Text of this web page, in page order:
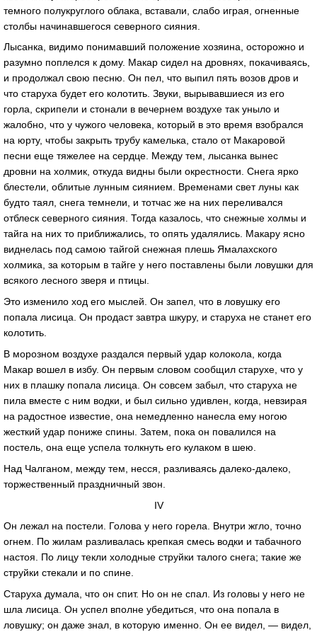
темного полукруглого облака, вставали, слабо играя, огненные
столбы начинавшегося северного сияния.
Лысанка, видимо понимавший положение хозяина, осторожно и
разумно поплелся к дому. Макар сидел на дровнях, покачиваясь,
и продолжал свою песню. Он пел, что выпил пять возов дров и
что старуха будет его колотить. Звуки, вырывавшиеся из его
горла, скрипели и стонали в вечернем воздухе так уныло и
жалобно, что у чужого человека, который в это время взобрался
на юрту, чтобы закрыть трубу камелька, стало от Макаровой
песни еще тяжелее на сердце. Между тем, лысанка вынес
дровни на холмик, откуда видны были окрестности. Снега ярко
блестели, облитые лунным сиянием. Временами свет луны как
будто таял, снега темнели, и тотчас же на них переливался
отблеск северного сияния. Тогда казалось, что снежные холмы и
тайга на них то приближались, то опять удалялись. Макару ясно
виднелась под самою тайгой снежная плешь Ямалахского
холмика, за которым в тайге у него поставлены были ловушки для
всякого лесного зверя и птицы.
Это изменило ход его мыслей. Он запел, что в ловушку его
попала лисица. Он продаст завтра шкуру, и старуха не станет его
колотить.
В морозном воздухе раздался первый удар колокола, когда
Макар вошел в избу. Он первым словом сообщил старухе, что у
них в плашку попала лисица. Он совсем забыл, что старуха не
пила вместе с ним водки, и был сильно удивлен, когда, невзирая
на радостное известие, она немедленно нанесла ему ногою
жесткий удар пониже спины. Затем, пока он повалился на
постель, она еще успела толкнуть его кулаком в шею.
Над Чалганом, между тем, несся, разливаясь далеко-далеко,
торжественный праздничный звон.
IV
Он лежал на постели. Голова у него горела. Внутри жгло, точно
огнем. По жилам разливалась крепкая смесь водки и табачного
настоя. По лицу текли холодные струйки талого снега; такие же
струйки стекали и по спине.
Старуха думала, что он спит. Но он не спал. Из головы у него не
шла лисица. Он успел вполне убедиться, что она попала в
ловушку; он даже знал, в которую именно. Он ее видел, — видел,